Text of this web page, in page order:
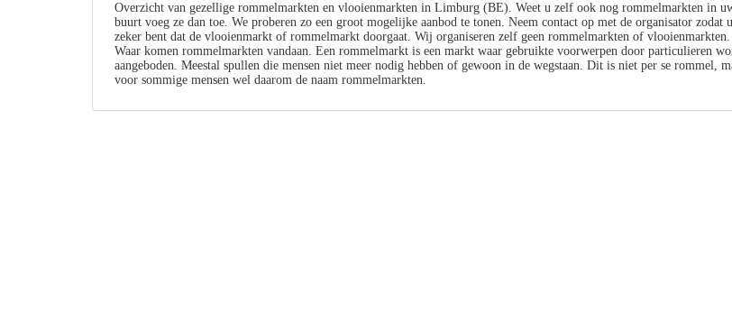
Overzicht van gezellige rommelmarkten en vlooienmarkten in Limburg (BE). Weet u zelf ook nog rommelmarkten in
buurt voeg ze dan toe. We proberen zo een groot mogelijke aanbod te tonen. Neem contact op met de organisator zodat u
zeker bent dat de vlooienmarkt of rommelmarkt doorgaat. Wij organiseren zelf geen rommelmarkten of vlooienmarkten.
Waar komen rommelmarkten vandaan. Een rommelmarkt is een markt waar gebruikte voorwerpen door particulieren
aangeboden. Meestal spullen die mensen niet meer nodig hebben of gewoon in de wegstaan. Dit is niet per se rommel,
voor sommige mensen wel daarom de naam rommelmarkten.